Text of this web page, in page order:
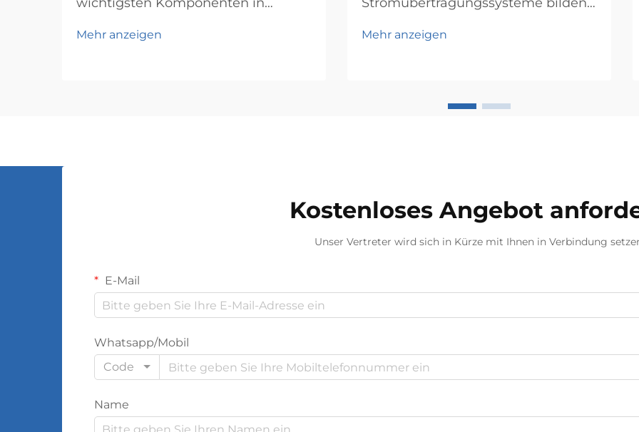
Stromversorgungssystemen dar
Mehr anzeigen
Netze und ermöglichen den
Mehr anzeigen
Kostenloses Angebot
Unser Vertreter wird sich in Kürze mit Ihnen in Verbindung
E-Mail
Whatsapp/Mobil
Code
Name